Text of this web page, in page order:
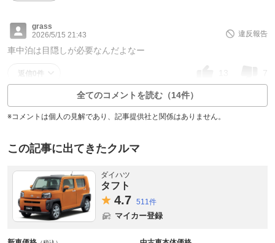
grass
2026/5/15 21:43
違反報告
車中泊は目隠しが必要なんだよなー
返信0件 7
全てのコメントを読む（14件）
※コメントは個人の見解であり、記事提供社と関係はありません。
この記事に出てきたクルマ
ダイハツ
タフト
4.7 511件
マイカー登録